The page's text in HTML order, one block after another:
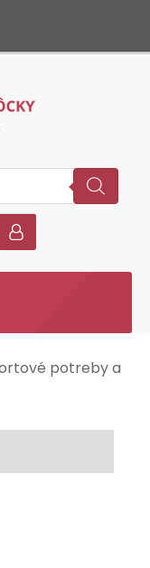
potreby a